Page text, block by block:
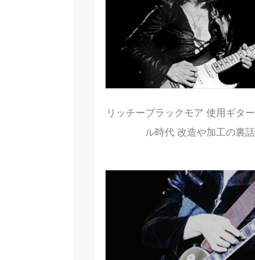
リッチーブラックモア 使用ギタ
ル時代 改造や加工の裏話